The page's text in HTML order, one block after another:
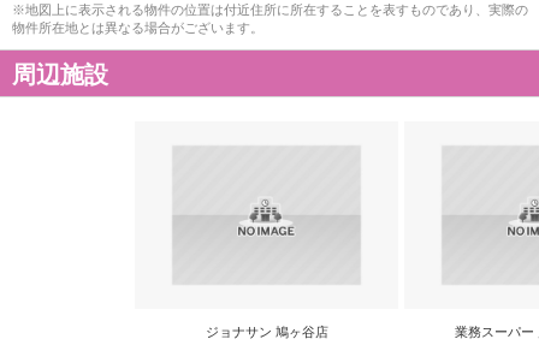
※地図上に表示される物件の位置は付近住所に所在することを表すものであり、実際の
物件所在地とは異なる場合がございます。
周辺施設
ジョナサン 鳩ヶ谷店 業務スーパー